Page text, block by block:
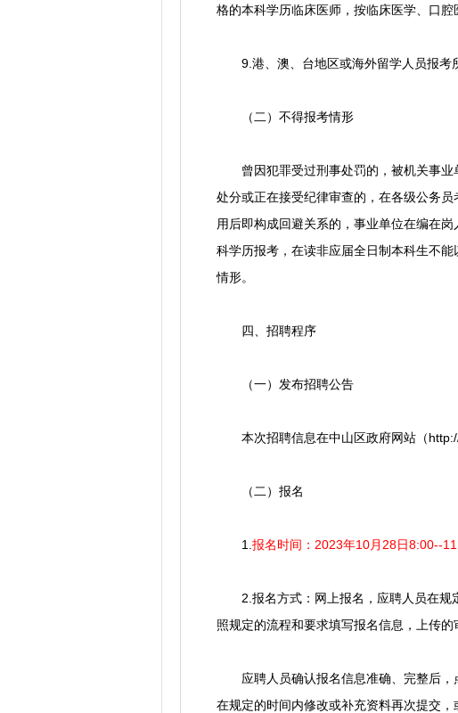
格的本科学历临床医师，按临床医学、口腔
9.港、澳、台地区或海外留学人员报考所
（二）不得报考情形
曾因犯罪受过刑事处罚的，被机关事业
处分或正在接受纪律审查的，在各级公务
用后即构成回避关系的，事业单位在编在
科学历报考，在读非应届全日制本科生不
情形。
四、招聘程序
（一）发布招聘公告
本次招聘信息在中山区政府网站（http://
（二）报名
1. 报名时间：2023年10月28日8:00--11
2.报名方式：网上报名，应聘人员在规
照规定的流程和要求填写报名信息，上传
应聘人员确认报名信息准确、完整后，
在规定的时间内修改或补充资料再次提交，